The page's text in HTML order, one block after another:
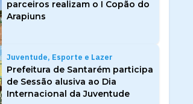
parceiros realizam o I Copão do
Arapiuns
Juventude, Esporte e Lazer
Prefeitura de Santarém participa
de Sessão alusiva ao Dia
Internacional da Juventude